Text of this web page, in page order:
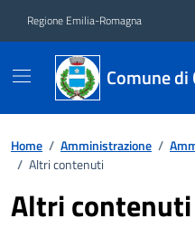
Regione Emilia-Romagna
Comune di
Home / Amministrazione /
/ Altri contenuti
Altri contenuti